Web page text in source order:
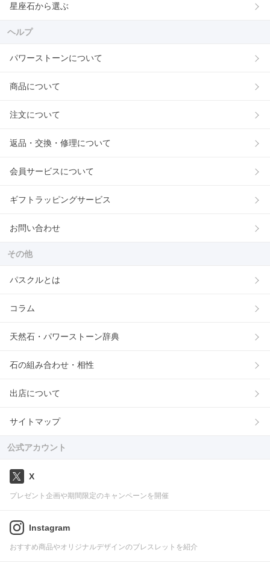
星座石から選ぶ
ヘルプ
パワーストーンについて
商品について
注文について
返品・交換・修理について
会員サービスについて
ギフトラッピングサービス
お問い合わせ
その他
パスクルとは
コラム
天然石・パワーストーン辞典
石の組み合わせ・相性
出店について
サイトマップ
公式アカウント
X
プレゼント企画や期間限定のキャンペーンを開催
Instagram
おすすめ商品やオリジナルデザインのブレスレットを紹介